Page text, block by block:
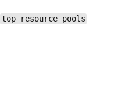
top_resource_pools